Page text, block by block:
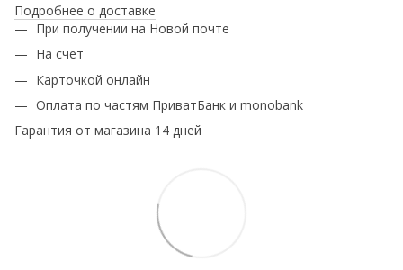
Подробнее о доставке
При получении на Новой почте
На счет
Карточкой онлайн
Оплата по частям ПриватБанк и monobank
Гарантия от магазина 14 дней